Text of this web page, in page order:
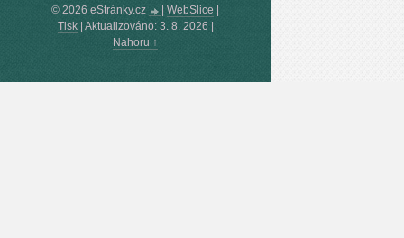
© 2026 eStránky.cz WebSlice
Tisk| Aktualizováno: 3. 8. 2026
Nahoru ↑